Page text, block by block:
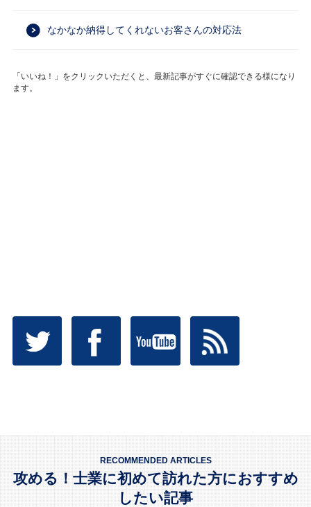
なかなか納得してくれないお客さんの対応法
「いいね！」をクリックいただくと、最新記事がすぐに確認できる様になり
ます。
RECOMMENDED ARTICLES
攻める！士業に初めて訪れた方におすすめ
したい記事